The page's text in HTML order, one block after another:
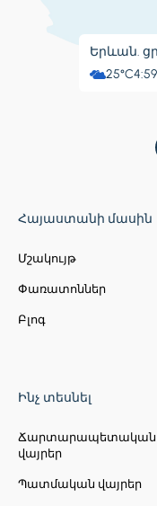
Երևան.
25°C
Հայաստանի մասին
Մշակույթ
Փառատոններ
Բլոգ
Ինչ տեսնել
Ճարտարապետական
վայրեր
Պատմական վայրեր